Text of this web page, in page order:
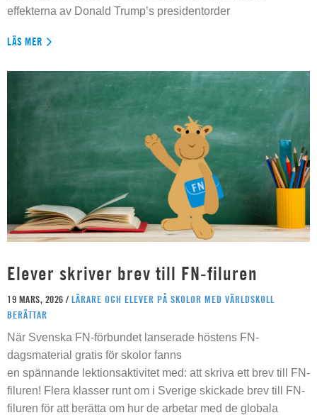
effekterna av Donald Trump’s presidentorder
LÄS MER
Elever skriver brev till FN-filuren
19 MARS, 2026 / LÄRARE OCH ELEVER PÅ SKOLOR MED VÄRLDSKOLL
BERÄTTAR
När Svenska FN-förbundet lanserade höstens FN-
dagsmaterial gratis för skolor fanns
en spännande lektionsaktivitet med: att skriva ett brev till FN-
filuren! Flera klasser runt om i Sverige skickade brev till FN-
filuren för att berätta om hur de arbetar med de globala